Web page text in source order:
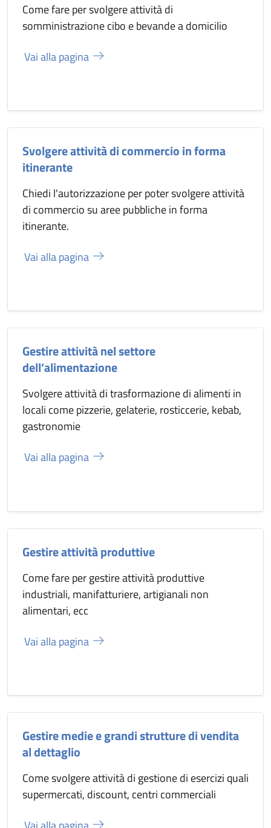
Come fare per svolgere attività di
somministrazione cibo e bevande a domicilio
Vai alla pagina
Svolgere attività di commercio in forma
itinerante
Chiedi l'autorizzazione per poter svolgere attività
di commercio su aree pubbliche in forma
itinerante.
Vai alla pagina
Gestire attività nel settore
dell’alimentazione
Svolgere attività di trasformazione di alimenti in
locali come pizzerie, gelaterie, rosticcerie, kebab,
gastronomie
Vai alla pagina
Gestire attività produttive
Come fare per gestire attività produttive
industriali, manifatturiere, artigianali non
alimentari, ecc
Vai alla pagina
Gestire medie e grandi strutture di vendita
al dettaglio
Come svolgere attività di gestione di esercizi quali
supermercati, discount, centri commerciali